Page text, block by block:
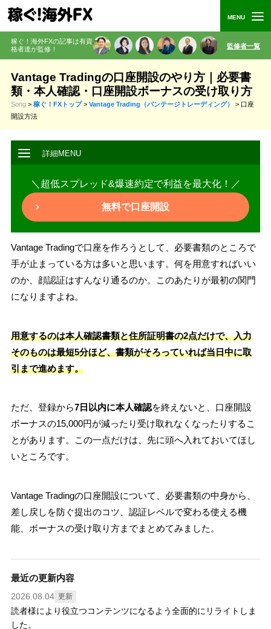
稼ぐ！海外FXの記事は有資
格者達が監修 ！ 監修者一覧
Vantage Tradingの口座開設のやり方｜必要書
類・本人確認・口座開設ボーナスの受け取り方
Song > 稼ぐ！FXトップ> Vantage Trading（バンテージトレーディング） > 口座
開設方法
＼超低スプレッド&爆速約定で利益を最大化！／
無料で口座開設
Vantage Tradingで口座を作ろうとして、必要書類のところで
手が止まっている方は多いと思います。何を用意すればいい
のか、顔認証はすんなり通るのか。このあたりが最初の関門
になりますよね。
用意するのは本人確認書類と住所証明書の2点だけで、入力
そのものは最短5分ほど、書類がそろっていれば当日中に取
引まで進めます。
ただ、登録から7日以内に本人確認を終えないと、口座開設
ボーナスの15,000円が減ったり受け取れなくなったりするこ
とがあります。この一点だけは、先に頭へ入れておいてほし
いところです。
Vantage Tradingの口座開設について、必要書類の中身から、
差し戻しを防ぐ提出のコツ、認証レベルで変わる使える機
能、ボーナスの受け取り方までまとめてみました。
最近の更新内容
2026.08.04 更新
読者様により役立つコンテンツになるよう全面的にリライトしま
した。